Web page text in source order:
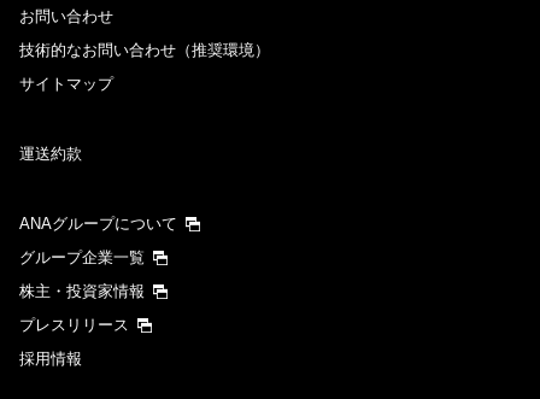
お問い合わせ
技術的なお問い合わせ（推奨環境）
サイトマップ
運送約款
ANAグループについて
グループ企業一覧
株主・投資家情報
プレスリリース
採用情報